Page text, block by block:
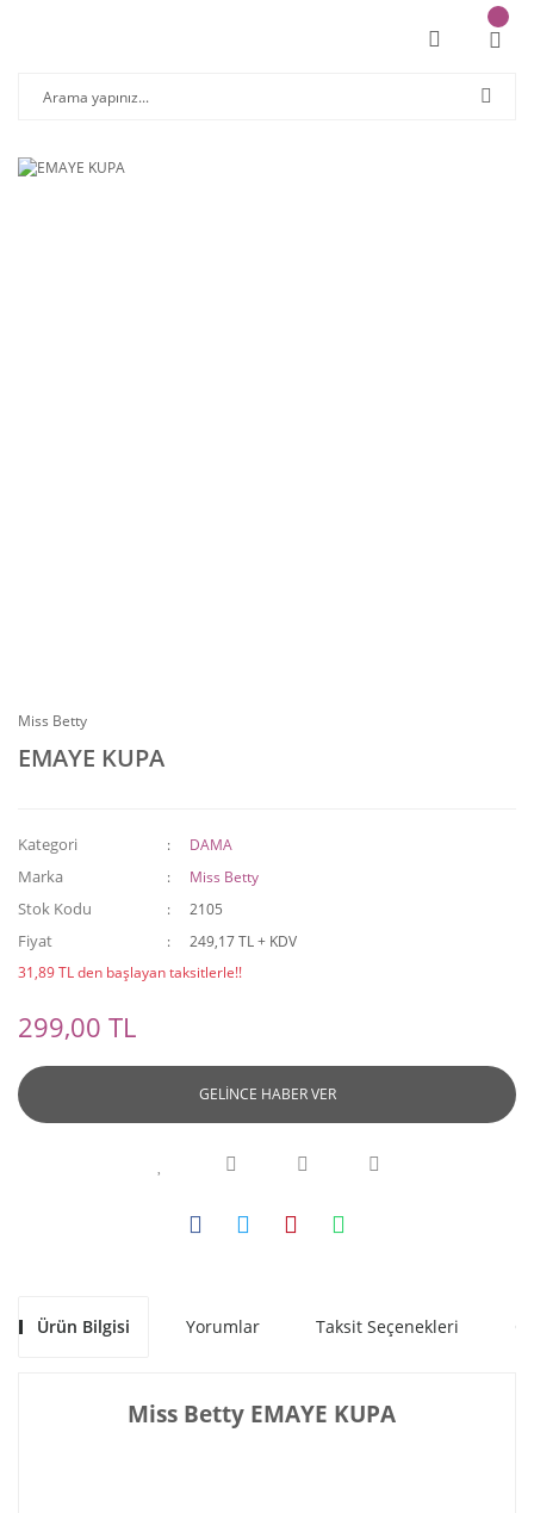
Miss Betty
EMAYE KUPA
Kategori DAMA
Marka Miss Betty
Stok Kodu 2105
Fiyat
249,17 TL + KDV
31,89 TL den başlayan taksitlerle!!
299,00 TL
GELİNCE HABER VER
Ürün Bilgisi Yorumlar Taksit Seçenekleri
Miss Betty EMAYE KUPA